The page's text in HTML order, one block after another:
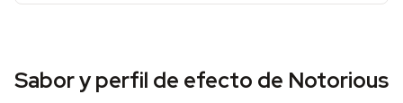
Sabor y perfil de efecto de Notorious